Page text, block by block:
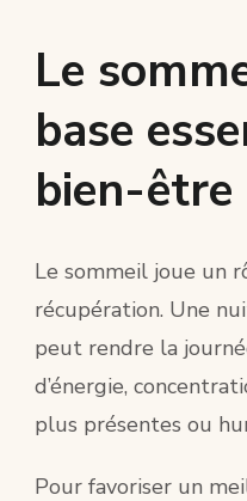
Le
base
bien-être
Le sommeil joue un
récupération. Une
peut rendre la
d’énergie,
plus présentes ou
Pour favoriser un